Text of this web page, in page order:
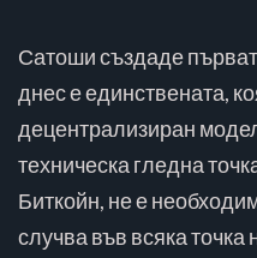
Сатоши създаде
днес е единствената,
децентрализиран
техническа гледна
Биткойн, не е
случва във всяка